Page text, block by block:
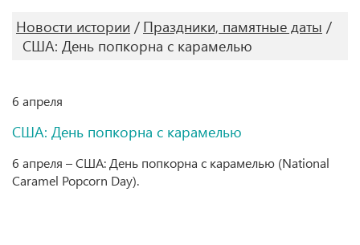
Новости истории
Праздники, памятные даты
США: День попкорна с карамелью
6 апреля
США: День попкорна с карамелью
6 апреля – США: День попкорна с карамелью (National
Caramel Popcorn Day).